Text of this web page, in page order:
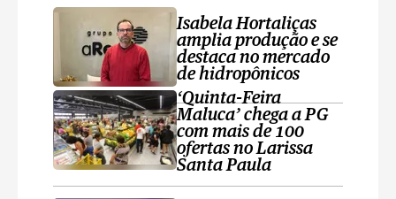
Isabela Hortaliças
amplia produção e se
destaca no mercado
de hidropônicos
‘Quinta-Feira
Maluca’ chega a PG
com mais de 100
ofertas no Larissa
Santa Paula